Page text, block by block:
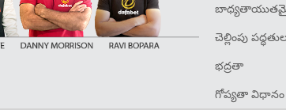
చెల్లింపు
భద్రతా
గోప్యతా విధానం